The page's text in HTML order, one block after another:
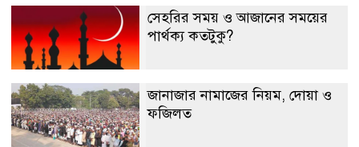
সেহরির সময় ও আজানের সময়ের
পার্থক্য কতটুকু?
জানাজার নামাজের নিয়ম, দোয়া ও
ফজিলত